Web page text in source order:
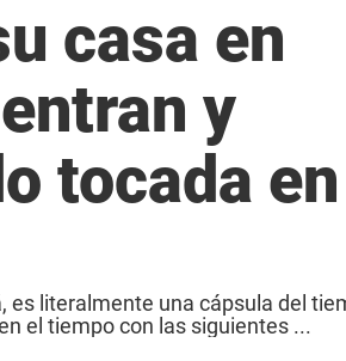
casa en
y
tocada
es literalmente una cápsula del
el tiempo con las siguientes ...